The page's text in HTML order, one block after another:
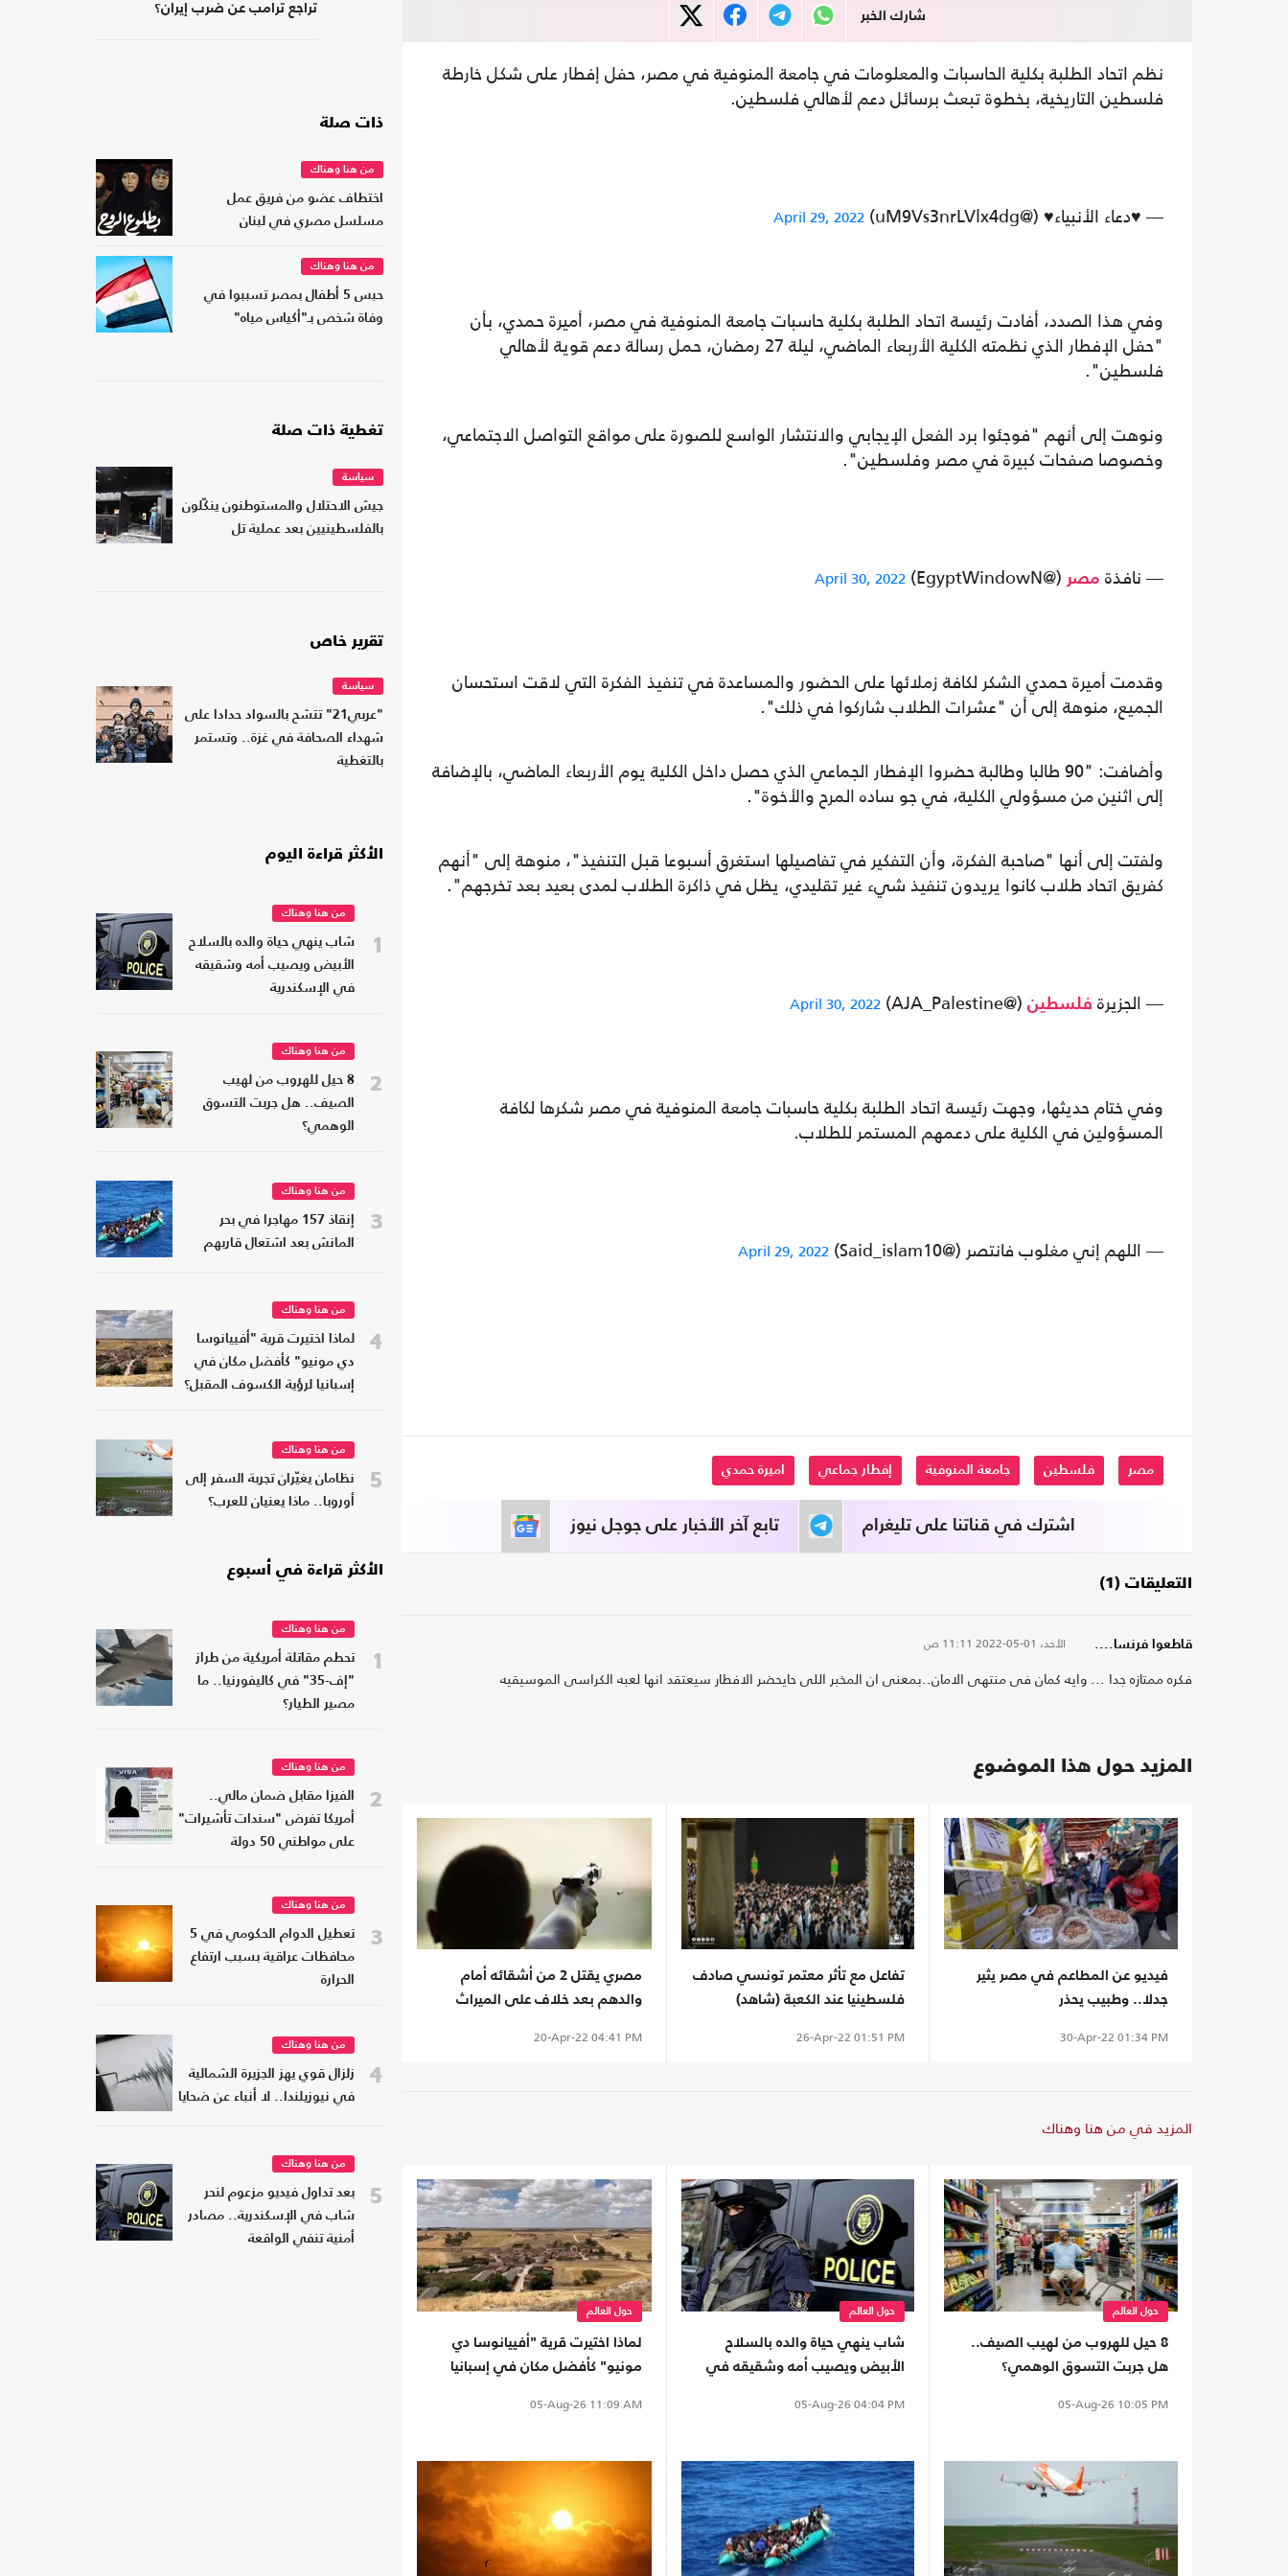
شارك الخبر
نظم اتحاد الطلبة بكلية الحاسبات والمعلومات في جامعة المنوفية في مصر، حفل إفطار على شكل خارطة
فلسطين التاريخية، بخطوة تبعث برسائل دعم لأهالي فلسطين.
— ♥️دعاء الأنبياء♥️ (@uM9Vs3nrLVlx4dg) April 29, 2022
وفي هذا الصدد، أفادت رئيسة اتحاد الطلبة بكلية حاسبات جامعة المنوفية في مصر، أميرة حمدي، بأن
"حفل الإفطار الذي نظمته الكلية الأربعاء الماضي، ليلة 27 رمضان، حمل رسالة دعم قوية لأهالي
فلسطين".
ونوهت إلى أنهم "فوجئوا برد الفعل الإيجابي والانتشار الواسع للصورة على مواقع التواصل الاجتماعي،
وخصوصا صفحات كبيرة في مصر وفلسطين".
— نافذة مصر (@EgyptWindowN)
April 30, 2022
وقدمت أميرة حمدي الشكر لكافة زملائها على الحضور والمساعدة في تنفيذ الفكرة التي لاقت استحسان
الجميع، منوهة إلى أن "عشرات الطلاب شاركوا في ذلك".
وأضافت: "90 طالبا وطالبة حضروا الإفطار الجماعي الذي حصل داخل الكلية يوم الأربعاء الماضي، بالإضافة
إلى اثنين من مسؤولي الكلية، في جو ساده المرح والأخوة".
ولفتت إلى أنها "صاحبة الفكرة، وأن التفكير في تفاصيلها استغرق أسبوعا قبل التنفيذ"، منوهة إلى "أنهم
كفريق اتحاد طلاب كانوا يريدون تنفيذ شيء غير تقليدي، يظل في ذاكرة الطلاب لمدى بعيد بعد تخرجهم".
— الجزيرة فلسطين (@AJA_Palestine)
April 30, 2022
وفي ختام حديثها، وجهت رئيسة اتحاد الطلبة بكلية حاسبات جامعة المنوفية في مصر شكرها لكافة
المسؤولين في الكلية على دعمهم المستمر للطلاب.
— اللهم إني مغلوب فانتصر (@Said_islam10) April 29, 2022
مصر فلسطين جامعة المنوفية إفطار جماعي اميرة حمدي
تابع آخر الأخبار على جوجل نيوز اشترك في قناتنا على تليغرام
التعليقات (1)
قاطعوا فرنسا.... الأحد، 01-05-2022 11:11 ص
فكره ممتازه جدا ... وايه كمان فى منتهى الامان..بمعنى ان المخبر اللى حايحضر الافطار سيعتقد انها لعبه الكراسى الموسيقيه
المزيد حول هذا الموضوع
فيديو عن المطاعم في مصر يثير
جدلا.. وطبيب يحذر
30-Apr-22 01:34 PM
تفاعل مع تأثر معتمر تونسي صادف
فلسطينيا عند الكعبة (شاهد)
26-Apr-22 01:51 PM
مصري يقتل 2 من أشقائه أمام
والدهم بعد خلاف على الميراث
20-Apr-22 04:41 PM
المزيد في من هنا وهناك
حول العالم
8 حيل للهروب من لهيب الصيف..
هل جربت التسوق الوهمي؟
05-Aug-26 10:05 PM
حول العالم
شاب ينهي حياة والده بالسلاح
الأبيض ويصيب أمه وشقيقه في
05-Aug-26 04:04 PM
حول العالم
لماذا اختيرت قرية "أفييانوسا دي
مونيو" كأفضل مكان في إسبانيا
05-Aug-26 11:09 AM
تراجع ترامب عن ضرب إيران؟
ذات صلة
من هنا وهناك
اختطاف عضو من فريق عمل
مسلسل مصري في لبنان
من هنا وهناك
حبس 5 أطفال بمصر تسببوا في
وفاة شخص بـ"أكياس مياه"
تغطية ذات صلة
سياسة
جيش الاحتلال والمستوطنون ينكّلون
بالفلسطينيين بعد عملية تل
تقرير خاص
سياسة
"عربي21" تتشح بالسواد حدادا على
شهداء الصحافة في غزة.. وتستمر
بالتغطية
الأكثر قراءة اليوم
1
من هنا وهناك
شاب ينهي حياة والده بالسلاح
الأبيض ويصيب أمه وشقيقه
في الإسكندرية
2
من هنا وهناك
8 حيل للهروب من لهيب
الصيف.. هل جربت التسوق
الوهمي؟
3
من هنا وهناك
إنقاذ 157 مهاجرا في بحر
المانش بعد اشتعال قاربهم
4
من هنا وهناك
لماذا اختيرت قرية "أفييانوسا
دي مونيو" كأفضل مكان في
إسبانيا لرؤية الكسوف المقبل؟
5
من هنا وهناك
نظامان يغيّران تجربة السفر إلى
أوروبا.. ماذا يعنيان للعرب؟
الأكثر قراءة في أسبوع
1
من هنا وهناك
تحطم مقاتلة أمريكية من طراز
"إف-35" في كاليفورنيا.. ما
مصير الطيار؟
2
من هنا وهناك
الفيزا مقابل ضمان مالي..
أمريكا تفرض "سندات تأشيرات"
على مواطني 50 دولة
3
من هنا وهناك
تعطيل الدوام الحكومي في 5
محافظات عراقية بسبب ارتفاع
الحرارة
4
من هنا وهناك
زلزال قوي يهز الجزيرة الشمالية
في نيوزيلندا.. لا أنباء عن ضحايا
5
من هنا وهناك
بعد تداول فيديو مزعوم لنحر
شاب في الإسكندرية.. مصادر
أمنية تنفي الواقعة